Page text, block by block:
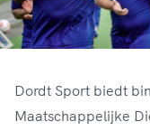
Dordt Sport biedt
Maatschappelijke